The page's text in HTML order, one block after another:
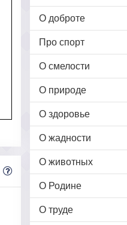
О доброте
Про спорт
О смелости
О природе
О здоровье
О жадности
О животных
О Родине
О труде